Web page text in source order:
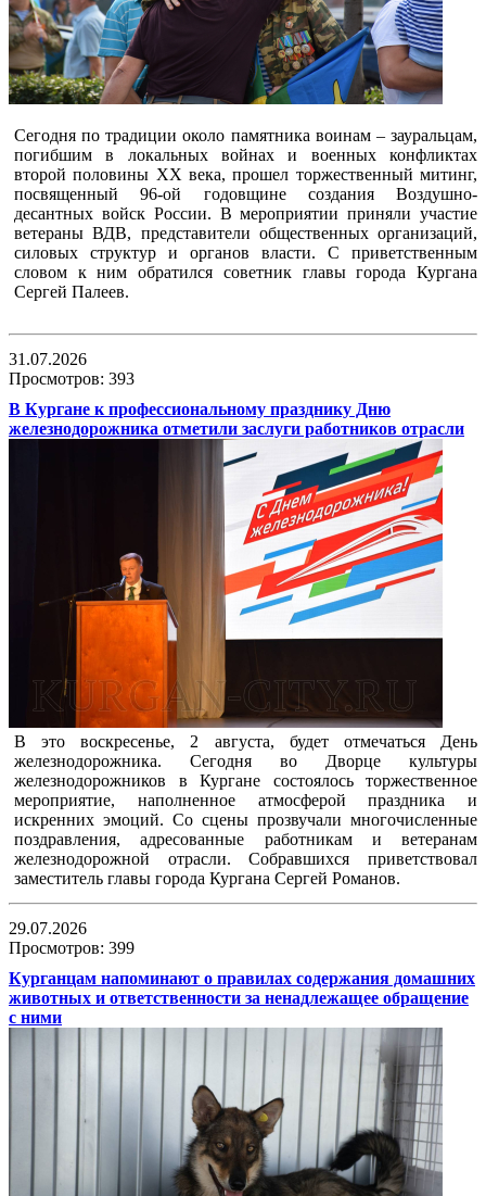
Сегодня по традиции около памятника воинам – зауральцам,
погибшим в локальных войнах и военных конфликтах
второй половины ХХ века, прошел торжественный митинг,
посвященный 96-ой годовщине создания Воздушно-
десантных войск России. В мероприятии приняли участие
ветераны ВДВ, представители общественных организаций,
силовых структур и органов власти. С приветственным
словом к ним обратился советник главы города Кургана
Сергей Палеев.
31.07.2026
Просмотров: 393
В Кургане к профессиональному празднику Дню
железнодорожника отметили заслуги работников отрасли
В это воскресенье, 2 августа, будет отмечаться День
железнодорожника. Сегодня во Дворце культуры
железнодорожников в Кургане состоялось торжественное
мероприятие, наполненное атмосферой праздника и
искренних эмоций. Со сцены прозвучали многочисленные
поздравления, адресованные работникам и ветеранам
железнодорожной отрасли. Собравшихся приветствовал
заместитель главы города Кургана Сергей Романов.
29.07.2026
Просмотров: 399
Курганцам напоминают о правилах содержания домашних
животных и ответственности за ненадлежащее обращение
с ними